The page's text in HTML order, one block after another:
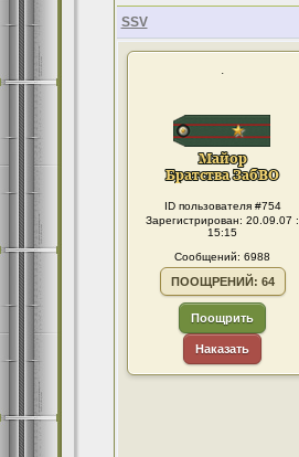
SSV
.
ID пользователя #754
Зарегистрирован: 20.09.07 :
15:15
Сообщений: 6988
ПООЩРЕНИЙ: 64
Поощрить
Наказать